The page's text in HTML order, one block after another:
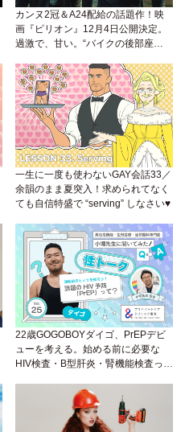
カンヌ2冠＆A24配給の話題作！映
画『ピリオン』12月4日公開決定。
過激で、甘い。“バイクの後部座
一生に一度も使わないGAY会話33／
余韻のまま夏突入！求められてなく
ても自信特盛で “serving” しなさい♥
22歳GOGOBOYダイゴ、PrEPデビ
ューを考える。始める前に必要な
HIV検査・B型肝炎・腎機能検査っ
性トーク～聞きにくいことは小堀先
生に聞けばイイ！（Vol.25）